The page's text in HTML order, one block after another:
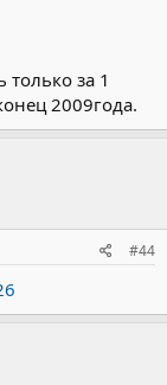
только за 1
2009года.
#44